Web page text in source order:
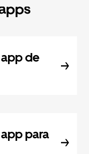
de
para